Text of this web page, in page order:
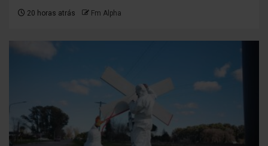
20 horas atrás Fm Alpha